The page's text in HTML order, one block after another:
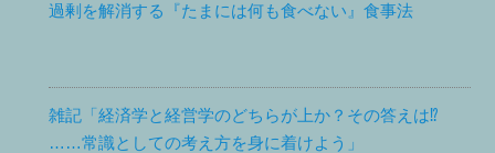
過剰を解消する『たまには何も食べない』食事法
雑記「経済学と経営学のどちらが上か？その答えは⁉
……常識としての考え方を身に着けよう」